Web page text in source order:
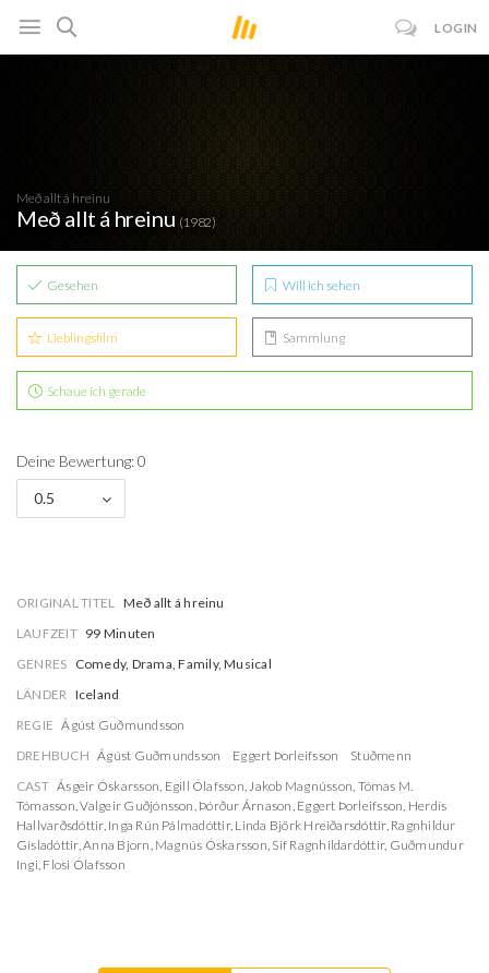
LOGIN
Með allt á hreinu
Með allt á hreinu (1982)
Gesehen Will ich sehen
Lieblingsfilm Sammlung
Schaue ich gerade
Deine Bewertung: 0
0.5
ORIGINAL TITEL Með allt á hreinu
LAUFZEIT 99 Minuten
GENRES Comedy, Drama, Family, Musical
LÄNDER Iceland
REGIE Ágúst Guðmundsson
DREHBUCH Ágúst Guðmundsson Eggert Þorleifsson
Stuðmenn
CAST Ásgeir Óskarsson, Egill Ólafsson,Jakob Magnússon, Tómas M.
Tómasson,Valgeir Guðjónsson, Þórður Árnason, Eggert Þorleifsson, Herdís
Hallvarðsdóttir, Inga Rún Pálmadóttir, Linda Björk Hreiðarsdóttir, Ragnhildur
Gísladóttir,Anna Bjorn, Magnús Óskarsson, Sif Ragnhildardóttir, Guðmundur
Ingi, Flosi Ólafsson